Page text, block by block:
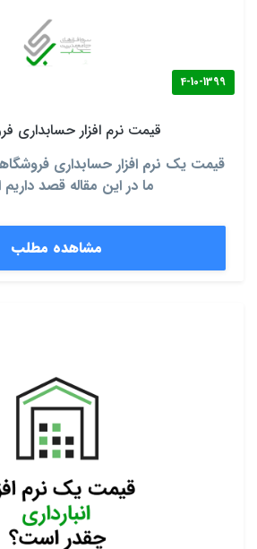
4-10-1399
قیمت نرم افزار حسابداری
قیمت یک نرم افزار حسابداری
ما در این مقاله قصد داریم
مشاهده مطلب